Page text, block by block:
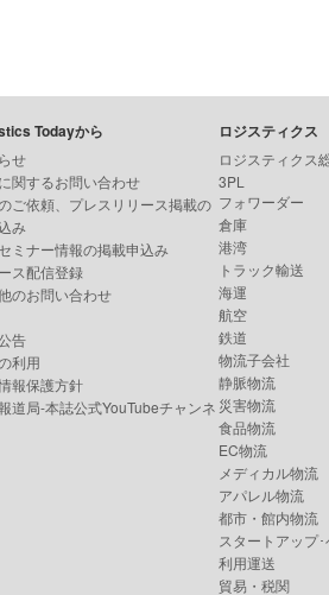
Todayから
せ
関するお問い合わせ
ご依頼、プレスリリース掲載の
み
ミナー情報の掲載申込み
ス配信登録
のお問い合わせ
告
利用
報保護方針
道局-本誌公式YouTubeチャンネ
ロジスティクス
ロジスティクス
3PL
フォワーダー
倉庫
港湾
トラック輸送
海運
航空
鉄道
物流子会社
静脈物流
災害物流
食品物流
EC物流
メディカル物流
アパレル物流
都市・館内物流
スタートアップ
利用運送
貿易・税関